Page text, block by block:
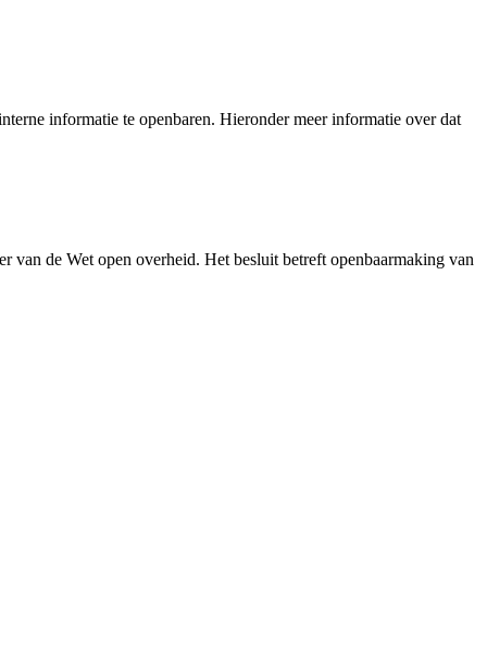
informatie te openbaren. Hieronder meer informatie over dat
van de Wet open overheid. Het besluit betreft openbaarmaking van